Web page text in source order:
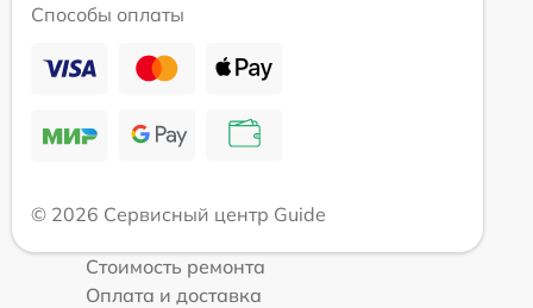
Способы оплаты
© 2026 Сервисный центр Guide
Стоимость ремонта
Оплата и доставка